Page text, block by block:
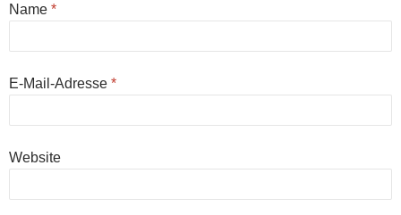
Name *
E-Mail-Adresse *
Website